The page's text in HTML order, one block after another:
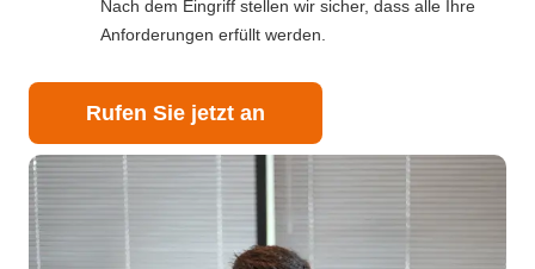
Nach dem Eingriff stellen wir sicher, dass alle Ihre
Anforderungen erfüllt werden.
Rufen Sie jetzt an